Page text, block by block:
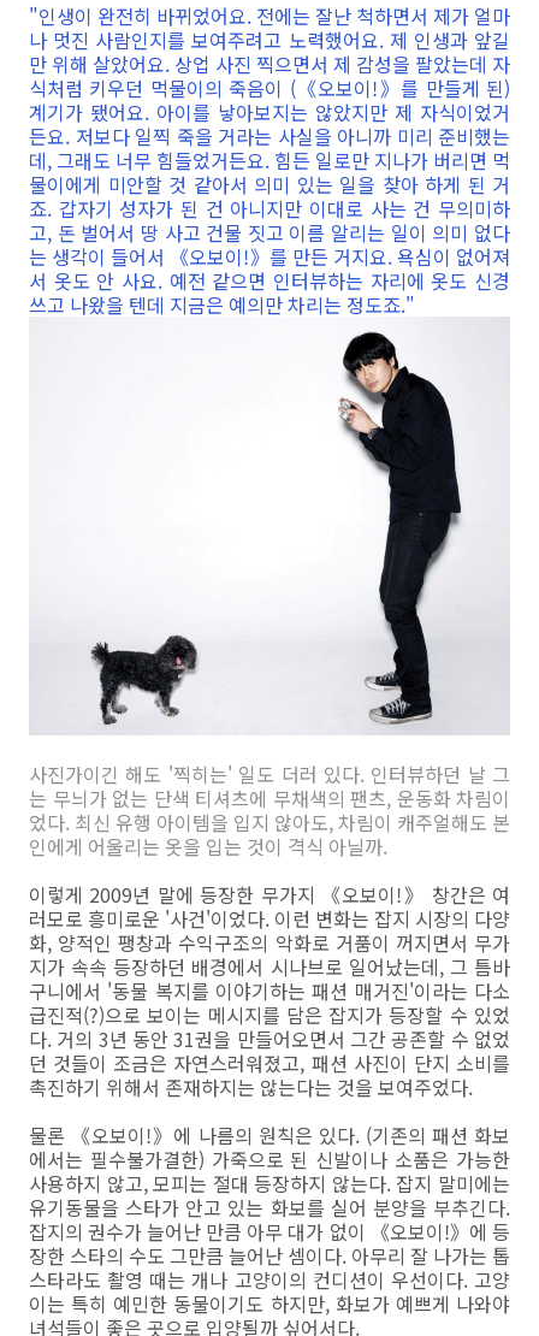
"인생이 완전히 바뀌었어요. 전에는 잘난 척하면서 제가 얼마
나 멋진 사람인지를 보여주려고 노력했어요. 제 인생과 앞길
만 위해 살았어요. 상업 사진 찍으면서 제 감성을 팔았는데 자
식처럼 키우던 먹물이의 죽음이 (《오보이!》를 만들게 된)
계기가 됐어요. 아이를 낳아보지는 않았지만 제 자식이었거
든요. 저보다 일찍 죽을 거라는 사실을 아니까 미리 준비했는
데, 그래도 너무 힘들었거든요. 힘든 일로만 지나가 버리면 먹
물이에게 미안할 것 같아서 의미 있는 일을 찾아 하게 된 거
죠. 갑자기 성자가 된 건 아니지만 이대로 사는 건 무의미하
고, 돈 벌어서 땅 사고 건물 짓고 이름 알리는 일이 의미 없다
는 생각이 들어서 《오보이!》를 만든 거지요. 욕심이 없어져
서 옷도 안 사요. 예전 같으면 인터뷰하는 자리에 옷도 신경
쓰고 나왔을 텐데 지금은 예의만 차리는 정도죠."
사진가이긴 해도 '찍히는' 일도 더러 있다. 인터뷰하던 날 그
는 무늬가 없는 단색 티셔츠에 무채색의 팬츠, 운동화 차림이
었다. 최신 유행 아이템을 입지 않아도, 차림이 캐주얼해도 본
인에게 어울리는 옷을 입는 것이 격식 아닐까.
이렇게 2009년 말에 등장한 무가지 《오보이!》 창간은 여
러모로 흥미로운 '사건'이었다. 이런 변화는 잡지 시장의 다양
화, 양적인 팽창과 수익구조의 악화로 거품이 꺼지면서 무가
지가 속속 등장하던 배경에서 시나브로 일어났는데, 그 틈바
구니에서 '동물 복지를 이야기하는 패션 매거진'이라는 다소
급진적(?)으로 보이는 메시지를 담은 잡지가 등장할 수 있었
다. 거의 3년 동안 31권을 만들어오면서 그간 공존할 수 없었
던 것들이 조금은 자연스러워졌고, 패션 사진이 단지 소비를
촉진하기 위해서 존재하지는 않는다는 것을 보여주었다.
물론 《오보이!》에 나름의 원칙은 있다. (기존의 패션 화보
에서는 필수불가결한) 가죽으로 된 신발이나 소품은 가능한
사용하지 않고, 모피는 절대 등장하지 않는다. 잡지 말미에는
유기동물을 스타가 안고 있는 화보를 실어 분양을 부추긴다.
잡지의 권수가 늘어난 만큼 아무 대가 없이 《오보이!》에 등
장한 스타의 수도 그만큼 늘어난 셈이다. 아무리 잘 나가는 톱
스타라도 촬영 때는 개나 고양이의 컨디션이 우선이다. 고양
이는 특히 예민한 동물이기도 하지만, 화보가 예쁘게 나와야
녀석들이 좋은 곳으로 입양될까 싶어서다.